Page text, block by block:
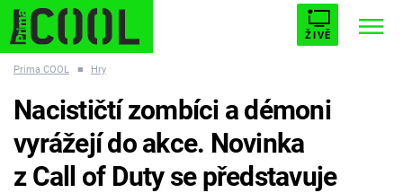
ŽIVĚ
ESCAPE PLNEJ KOTEL AVENGERS 5
Prima COOL ■ Hry
Nacističtí zombíci a démoni
vyrážejí do akce. Novinka
z Call of Duty se představuje